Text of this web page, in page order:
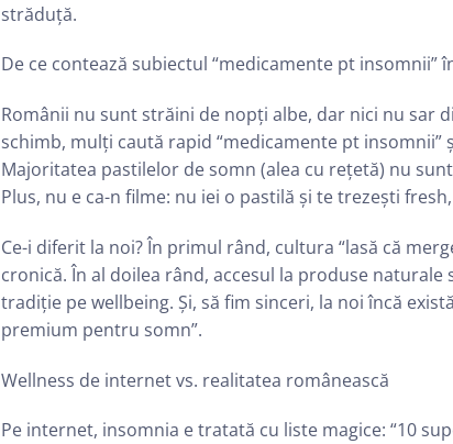
străduță.
De ce contează subiectul “medicamente pt insomnii”
Românii nu sunt străini de nopți albe, dar nici nu sar
schimb, mulți caută rapid “medicamente pt insomnii”
Majoritatea pastilelor de somn (alea cu rețetă) nu
Plus, nu e ca-n filme: nu iei o pastilă și te trezești
Ce-i diferit la noi? În primul rând, cultura “lasă că
cronică. În al doilea rând, accesul la produse
tradiție pe wellbeing. Și, să fim sinceri, la noi încă
premium pentru somn”.
Wellness de internet vs. realitatea românească
Pe internet, insomnia e tratată cu liste magice: “10